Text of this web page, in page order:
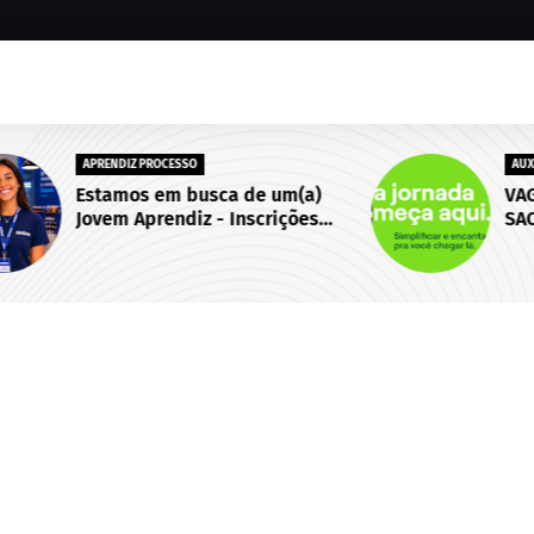
de
AUX. DE OPERACOES
VAGA PARA AUX. DE OPERACOES |
SAO LUIS/ MA - Inscrições
abertas até 18 de setembro de